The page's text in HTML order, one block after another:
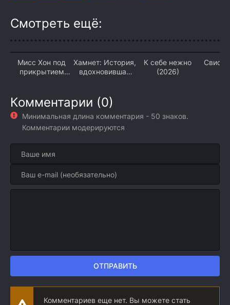
Смотреть ещё:
Мисс Хон под
прикрытием
Хамнет: История,
вдохновившая
К себе нежно
(2026)
Комментарии (0)
Минимальная длина комментария - 50 знаков.
Комментарии модерируются
ОТПРАВИТЬ
Комментариев еще нет. Вы можете стать